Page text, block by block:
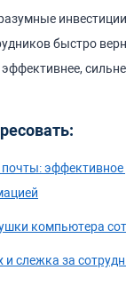
быстро
эффективное
компьютера
слежка за